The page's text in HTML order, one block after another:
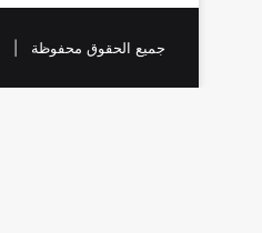
جميع الحقوق محفوظة |